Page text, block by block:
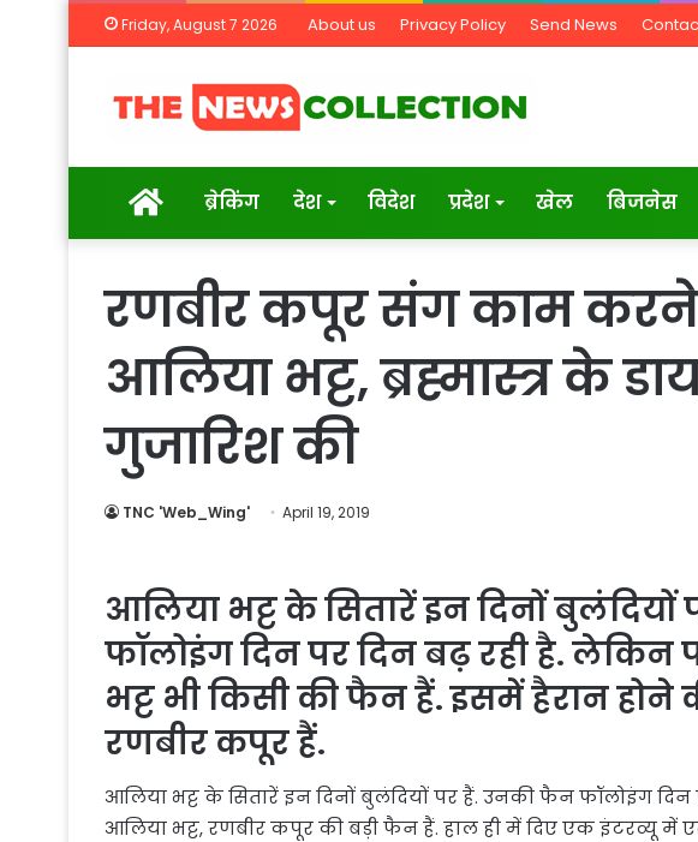
Friday, August 7 2026 About us Privacy Policy Send News
Homeब्रेकिंग देश विदेश प्रदेश खेल बिजनेस
रणबीर कपूर संग काम करने
आलिया भट्ट, ब्रह्मास्त्र के
गुजारिश की
TNC 'Web_Wing' April 19, 2019
आलिया भट्ट के सितारें इन दिनों
फॉलोइंग दिन पर दिन बढ़ रही है. लेकिन
भट्ट भी किसी की फैन हैं. इसमें हैरान होने
रणबीर कपूर हैं.
आलिया भट्ट के सितारें इन दिनों बुलंदियों पर हैं. उनकी फैन फॉलोइंग
आलिया भट्ट, रणबीर कपूर की बड़ी फैन हैं. हाल ही में दिए एक इंटरव्यू में